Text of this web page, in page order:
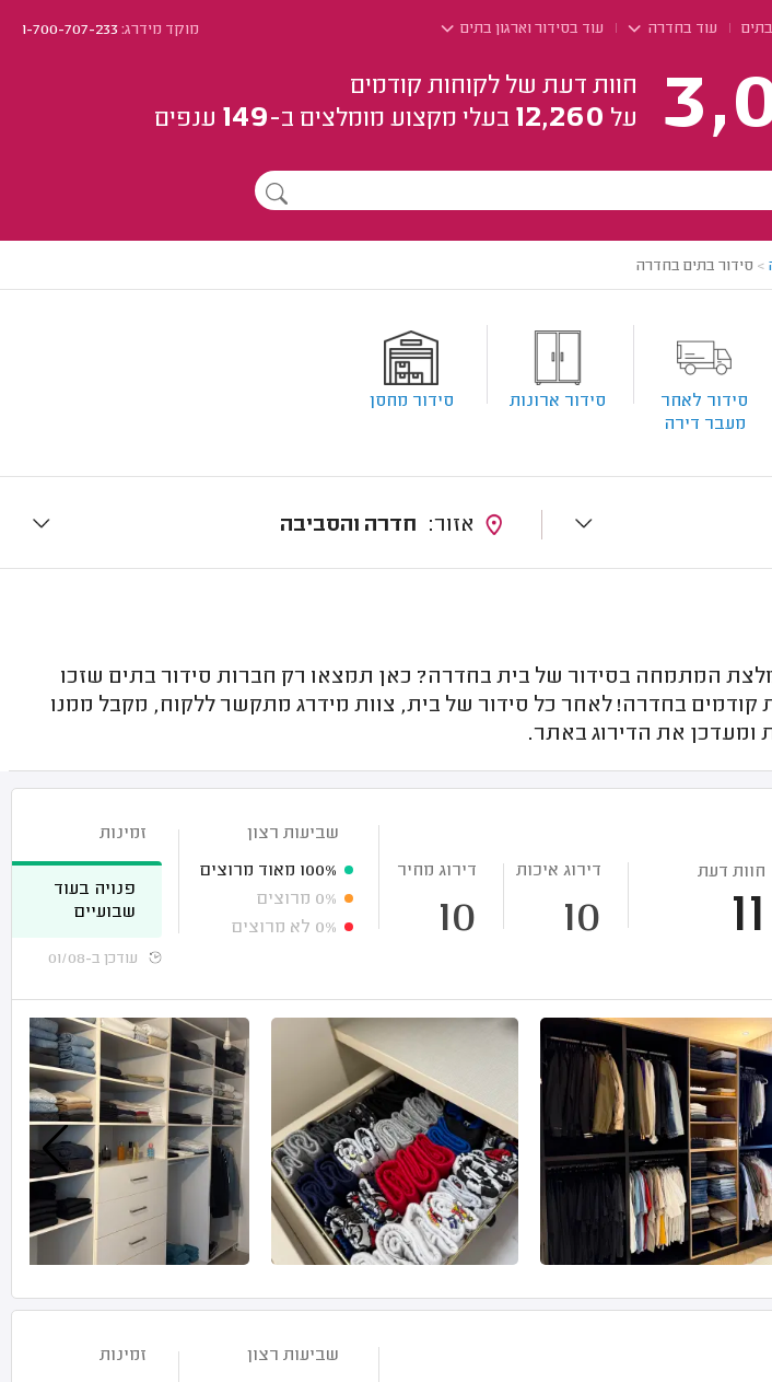
עוד בחדרה עוד בסידור וארגון בתים מוקד מידרג:1-700-707-233
חוות דעת של לקוחות קודמים
על 12,260 בעלי מקצוע מומלצים ב-149 ענפים
> סידור בתים בחדרה
סידור לאחר
מעבר דירה
סידור ארונות סידור מחסן
חדרה והסביבה
המתמחה בסידור של בית בחדרה? כאן תמצאו רק חברות סידור בתים שזכו
קודמים בחדרה! לאחר כל סידור של בית, צוות מידרג מתקשר ללקוח, מקבל ממנו
ומעדכן את הדירוג באתר.
חוות דעת
11
דירוג איכות
10
דירוג מחיר
10
שביעות רצון
100% מאוד מרוצים
0% מרוצים
0% לא מרוצים
זמינות
פנויה בעוד
שבועיים
עודכן ב-01/08
שביעות רצון
זמינות